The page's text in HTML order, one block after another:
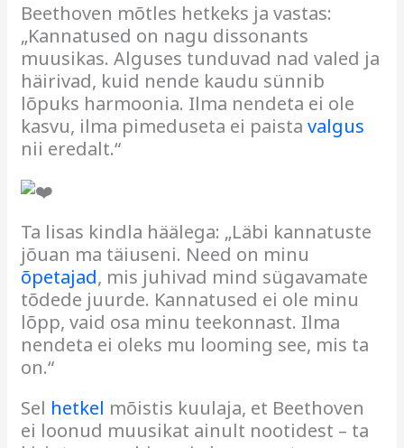
Beethoven mõtles hetkeks ja vastas:
„Kannatused on nagu dissonants
muusikas. Alguses tunduvad nad valed ja
häirivad, kuid nende kaudu sünnib
lõpuks harmoonia. Ilma nendeta ei ole
kasvu, ilma pimeduseta ei paistavalgus
nii eredalt.“
Ta lisas kindla häälega: „Läbi kannatuste
jõuan ma täiuseni. Need on minu
õpetajad, mis juhivad mind sügavamate
tõdede juurde. Kannatused ei ole minu
lõpp, vaid osa minu teekonnast. Ilma
nendeta ei oleks mu looming see, mis ta
on.“
Sel hetkel mõistis kuulaja, et Beethoven
ei loonud muusikat ainult nootidest – ta